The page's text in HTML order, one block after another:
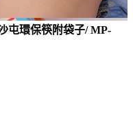
屯環保筷附袋子/ MP-